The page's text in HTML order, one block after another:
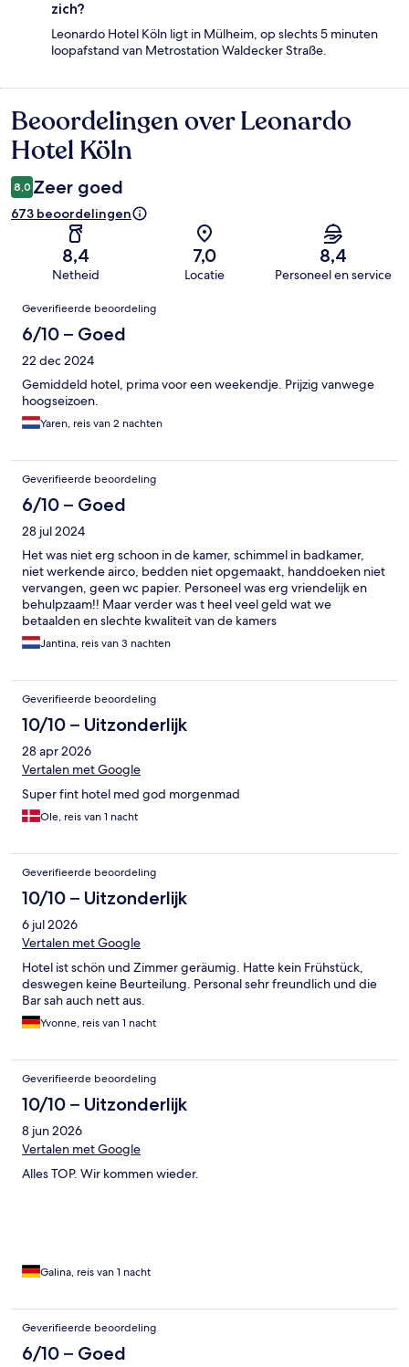
zich?
Leonardo Hotel Köln ligt in Mülheim, op slechts 5 minuten
loopafstand van Metrostation Waldecker Straße.
Beoordelingen
Beoordelingen over Leonardo
Hotel Köln
8,0 Zeer goed
673 beoordelingen
8,4
Netheid
7,0
Locatie
8,4
Personeel en service
Beoordelingen
Geverifieerde beoordeling
6/10 – Goed
22 dec 2024
Gemiddeld hotel, prima voor een weekendje. Prijzig vanwege
hoogseizoen.
Yaren, reis van 2 nachten
Geverifieerde beoordeling
6/10 – Goed
28 jul 2024
Het was niet erg schoon in de kamer, schimmel in badkamer,
niet werkende airco, bedden niet opgemaakt, handdoeken niet
vervangen, geen wc papier. Personeel was erg vriendelijk en
behulpzaam!! Maar verder was t heel veel geld wat we
betaalden en slechte kwaliteit van de kamers
Jantina, reis van 3 nachten
Geverifieerde beoordeling
10/10 – Uitzonderlijk
28 apr 2026
Vertalen met Google
Super fint hotel med god morgenmad
Ole, reis van 1 nacht
Geverifieerde beoordeling
10/10 – Uitzonderlijk
6 jul 2026
Vertalen met Google
Hotel ist schön und Zimmer geräumig. Hatte kein Frühstück,
deswegen keine Beurteilung. Personal sehr freundlich und die
Bar sah auch nett aus.
Yvonne, reis van 1 nacht
Geverifieerde beoordeling
10/10 – Uitzonderlijk
8 jun 2026
Vertalen met Google
Alles TOP. Wir kommen wieder.
Galina, reis van 1 nacht
Geverifieerde beoordeling
6/10 – Goed